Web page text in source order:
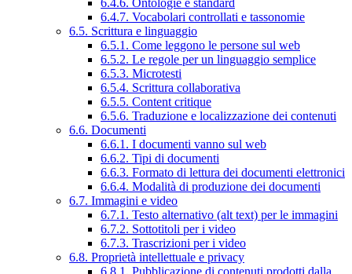
6.4.7. Vocabolari controllati e tassonomie
6.5. Scrittura e linguaggio
6.5.1. Come leggono le persone sul web
6.5.2. Le regole per un linguaggio semplice
6.5.3. Microtesti
6.5.4. Scrittura collaborativa
6.5.5. Content critique
6.5.6. Traduzione e localizzazione dei contenuti
6.6. Documenti
6.6.1. I documenti vanno sul web
6.6.2. Tipi di documenti
6.6.3. Formato di lettura dei documenti elettronici
6.6.4. Modalità di produzione dei documenti
6.7. Immagini e video
6.7.1. Testo alternativo (alt text) per le immagini
6.7.2. Sottotitoli per i video
6.7.3. Trascrizioni per i video
6.8. Proprietà intellettuale e privacy
6.8.1. Pubblicazione di contenuti prodotti dalla